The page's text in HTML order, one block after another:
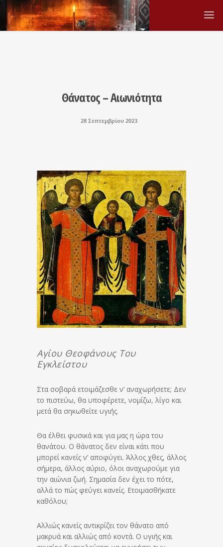
Θάνατος – Αιωνιότητα
28 Σεπτεμβρίου 2023
Αγίου Θεοφάνους Του
Εγκλείστου
Στα σοβαρά ετοιμάζεσθε ν’ αναχωρήσετε; Δεν
το πιστεύω, θα υποφέρετε, νομίζω, λίγο και
μετά θα σηκωθείτε υγιής.
Θα έλθει φυσικά και για μας η ώρα του
θανάτου. Ο θάνατος δεν είναι κάτι που
μπορεί κανείς ν’ αποφύγει. Άλλος χθες, άλλος
σήμερα, άλλος αύριο, όλοι αναχωρούμε για
την αιώνια ζωή. Σημασία δεν έχει το πότε,
αλλά το πώς φεύγει κανείς. Ετοιμασθήκατε
καθόλου;
Αλλιώς κανείς αντικρίζει τον θάνατο από
μακρυά και αλλιώς από κοντά. Ο υγιής και